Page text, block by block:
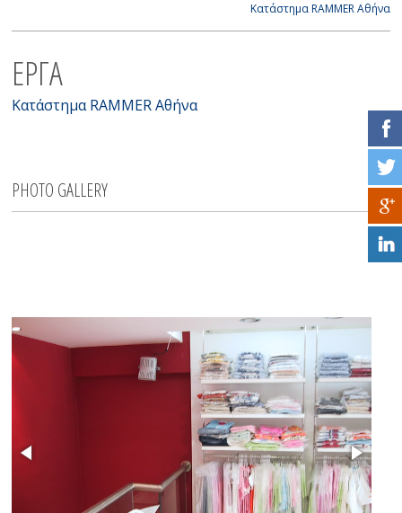
Κατάστημα RAMMER Αθήνα
ΕΡΓΑ
Κατάστημα RAMMER Αθήνα
PHOTO GALLERY